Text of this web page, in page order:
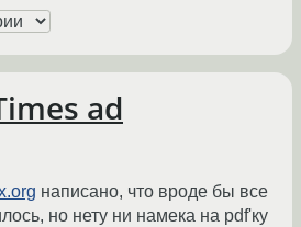
ad
написано, что вроде бы все
но нету ни намека на pdf'ку